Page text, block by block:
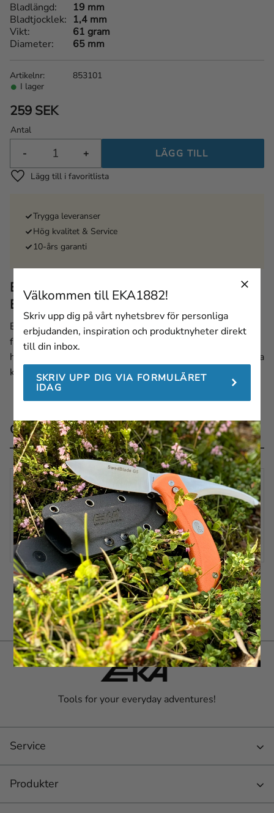
259 SEK
Antal
+
-
Lägg till i favoriter
I lager
Artikelnr 853101
Bladlängd
19 mm
Bladtjocklek
1,4 mm
Vikt
61 gram
Diameter
65 mm
Trygga leveranser
Hög kvalitet & Service
10-års garanti
Beskrivning av EKA CombiSharp
Blue/Yellow
EKA CombiSharp är ett portabelt slipverktyg som enkelt
fästs på släta ytor. De korsade bladen av solid
hårdmetall, gör slipningen både snabb och enkel, och dina
knivar får en perfekt skärpa.
Omdömen
Du
Tools for your everyday adventures!
Service
Produkter
Välkommen till EKA1882!
Skriv upp dig på vårt nyhetsbrev för personliga
erbjudanden, inspiration och produktnyheter direkt
till din inbox.
SKRIV UPP DIG VIA FORMULÄRET
IDAG